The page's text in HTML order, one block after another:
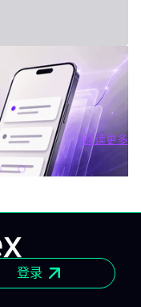
的计划、市场简报和回
问题不在于信息匮乏，
的观点和信号交织在市
”，最后只能被动应对市
现象而诞生的。每月
知。 IVLite究竟是什
具体来说，你会在手机
期及中期简报和市场回
内容。 专为积极投资、
的人设计。 你将获得哪
位，一目了然。你会明
操作框架：关注区域、
，而是有备而来。 短中
确定时，我们有系统地
阅读更多
阅读
登录